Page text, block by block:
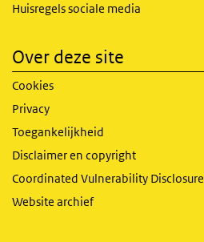
Huisregels sociale media
Over deze site
Cookies
Privacy
Toegankelijkheid
Disclaimer en copyright
Coordinated Vulnerability Disclosure
Website archief